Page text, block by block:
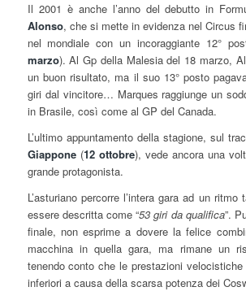
Il 2001 è anche l’anno del debutto in
Alonso, che si mette in evidenza nel Circus
nel mondiale con un incoraggiante 12°
marzo). Al Gp della Malesia del 18 marzo,
un buon risultato, ma il suo 13° posto
giri dal vincitore… Marques raggiunge un
in Brasile, così come al GP del Canada.
L’ultimo appuntamento della stagione, sul
Giappone(12 ottobre), vede ancora una
grande protagonista.
L’asturiano percorre l’intera gara ad un
essere descritta come “53 giri da qualifica”.
finale, non esprime a dovere la felice
macchina in quella gara, ma rimane un
tenendo conto che le prestazioni
inferiori a causa della scarsa potenza dei